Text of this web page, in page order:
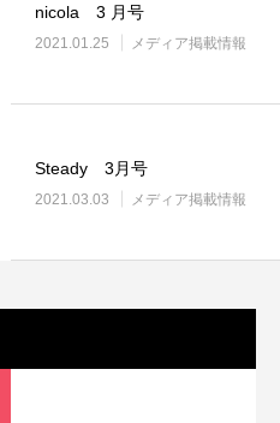
nicola 3 月号
2021.01.25 メディア掲載情報
Steady 3月号
2021.03.03 メディア掲載情報